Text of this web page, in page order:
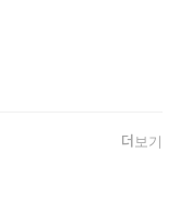
더보기